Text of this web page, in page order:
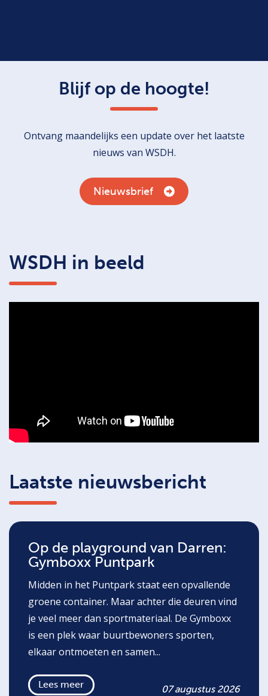
Blijf op de hoogte!
Ontvang maandelijks een update over het laatste
nieuws van WSDH.
Nieuwsbrief
WSDH in beeld
Laatste nieuwsbericht
Op de playground van Darren:
Gymboxx Puntpark
Midden in het Puntpark staat een opvallende
groene container. Maar achter die deuren vind
je veel meer dan sportmateriaal. De Gymboxx
is een plek waar buurtbewoners sporten,
elkaar ontmoeten en samen...
Lees meer 07 augustus 2026